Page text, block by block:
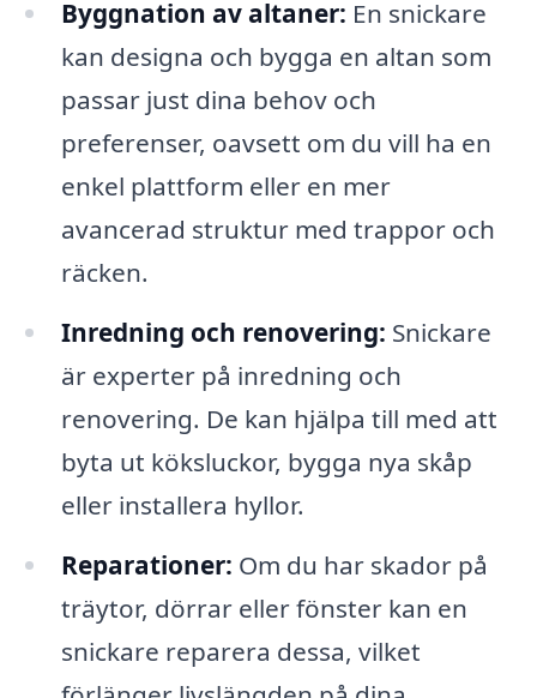
Byggnation av altaner: En snickare
kan designa och bygga en altan som
passar just dina behov och
preferenser, oavsett om du vill ha en
enkel plattform eller en mer
avancerad struktur med trappor och
räcken.
Inredning och renovering: Snickare
är experter på inredning och
renovering. De kan hjälpa till med att
byta ut köksluckor, bygga nya skåp
eller installera hyllor.
Reparationer: Om du har skador på
träytor, dörrar eller fönster kan en
snickare reparera dessa, vilket